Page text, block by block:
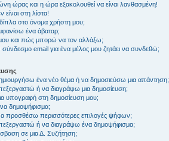
ώρας και η ώρα εξακολουθεί να είναι λανθασμένη!
στη λίστα!
δίπλα στο όνομα χρήστη μου;
ένα άβαταρ;
μου και πώς μπορώ να τον αλλάξω;
email για ένα μέλος μου ζητάει να συνδεθώ;
ένα νέο θέμα ή να δημοσιεύσω μια απάντηση;
ή να διαγράψω μια δημοσίευση;
υπογραφή στη δημοσίευση μου;
δημοψήφισμα;
προσθέσω περισσότερες επιλογές ψήφων;
ή να διαγράψω ένα δημοψήφισμα;
σε μια Δ. Συζήτηση;